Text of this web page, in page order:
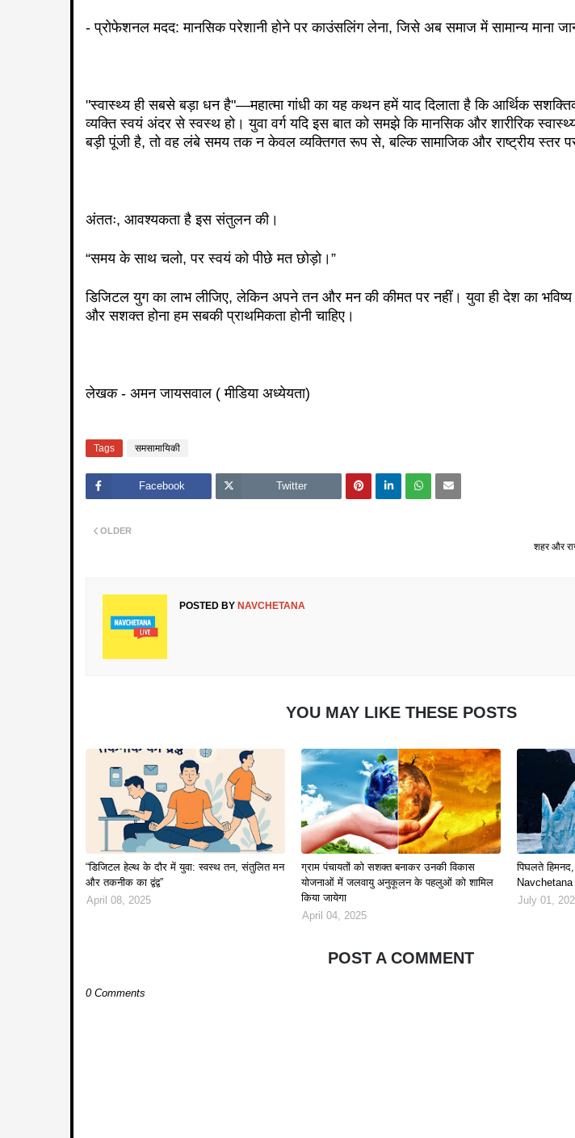
- प्रोफेशनल मदद: मानसिक परेशानी होने पर काउंसलिंग लेना, जिसे अब समाज में सामान्य माना
"स्वास्थ्य ही सबसे बड़ा धन है"—महात्मा गांधी का यह कथन हमें याद दिलाता है कि आर्थिक
व्यक्ति स्वयं अंदर से स्वस्थ हो। युवा वर्ग यदि इस बात को समझे कि मानसिक और शारीरिक
बड़ी पूंजी है, तो वह लंबे समय तक न केवल व्यक्तिगत रूप से, बल्कि सामाजिक और राष्ट्रीय स्तर
अंततः, आवश्यकता है इस संतुलन की।
“समय के साथ चलो, पर स्वयं को पीछे मत छोड़ो।”
डिजिटल युग का लाभ लीजिए, लेकिन अपने तन और मन की कीमत पर नहीं। युवा ही देश का
और सशक्त होना हम सबकी प्राथमिकता होनी चाहिए।
लेखक - अमन जायसवाल ( मीडिया अध्येयता)
Tags समसामायिकी
Facebook Twitter
शहर और
OLDER
POSTED BY NAVCHETANA
YOU MAY LIKE THESE POSTS
“डिजिटल हेल्थ के दौर में युवा: स्वस्थ तन, संतुलित मन
और तकनीक का द्वंद्व”
April 08, 2025
ग्राम पंचायतों को सशक्त बनाकर उनकी विकास
योजनाओं में जलवायु अनुकूलन के पहलुओं को शामिल
किया जायेगा
April 04, 2025
पिघलते हिमनद,
July 01,
POST A COMMENT
0 Comments